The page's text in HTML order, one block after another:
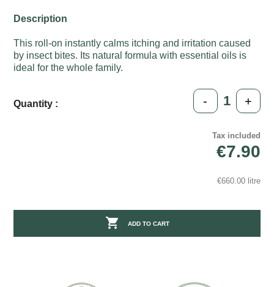
Description
This roll-on instantly calms itching and irritation caused
by insect bites. Its natural formula with essential oils is
ideal for the whole family.
Quantity : - +
Tax included
€7.90
€660.00 litre
 ADD TO CART